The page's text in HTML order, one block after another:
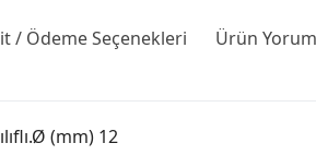
/ Ödeme Seçenekleri Ürün
(mm) 12